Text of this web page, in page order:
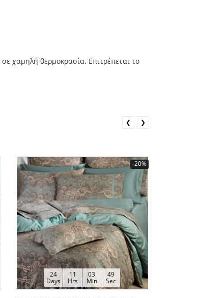
χαμηλή θερμοκρασία. Επιτρέπεται το
-20%
24
Days
11
Hrs
03
Min
48
Sec
❮ ❯